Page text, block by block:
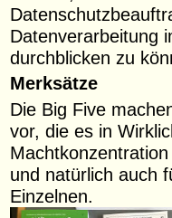
Datenverarbeitung
durchblicken zu
Merksätze
Die Big Five
vor, die es in
und natürlich auch
Einzelnen.